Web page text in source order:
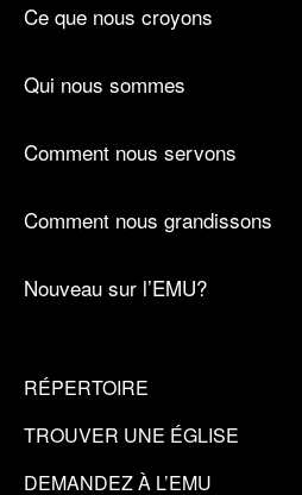
Ce que nous croyons
Qui nous sommes
Comment nous servons
Comment nous grandissons
Nouveau sur l’EMU?
RÉPERTOIRE
TROUVER UNE ÉGLISE
DEMANDEZ À L’EMU